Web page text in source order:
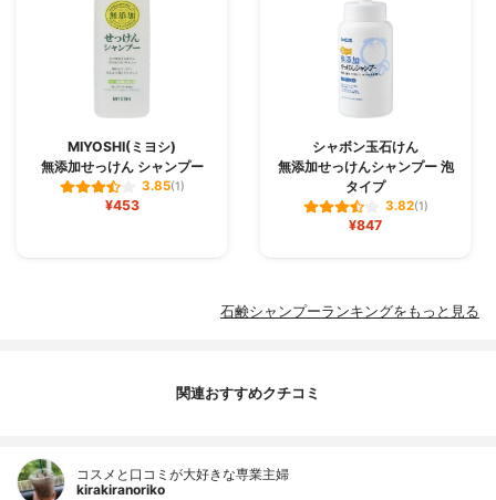
MIYOSHI(ミヨシ)
無添加せっけん シャンプー
3.85(1)
¥453
シャボン玉石けん
無添加せっけんシャンプー 泡
タイプ
3.82(1)
¥847
石鹸シャンプーランキングをもっと見る
関連おすすめクチコミ
コスメと口コミが大好きな専業主婦
kirakiranoriko